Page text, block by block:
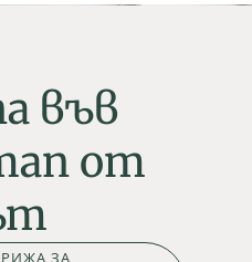
във
от
ЗА